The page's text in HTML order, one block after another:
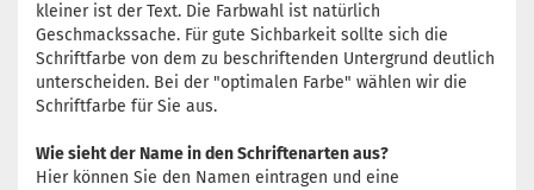
kleiner ist der Text. Die Farbwahl ist natürlich
Geschmackssache. Für gute Sichbarkeit sollte sich die
Schriftfarbe von dem zu beschriftenden Untergrund deutlich
unterscheiden. Bei der "optimalen Farbe" wählen wir die
Schriftfarbe für Sie aus.
Wie sieht der Name in den Schriftenarten aus?
Hier können Sie den Namen eintragen und eine